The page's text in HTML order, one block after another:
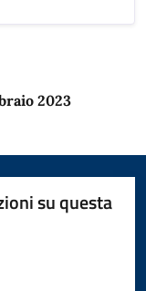
2023
su questa